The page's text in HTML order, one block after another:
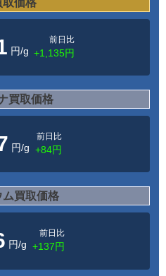
取価格
円/g
前日比
+1,135円
買取価格
円/g
前日比
+84円
ム買取価格
円/g
前日比
+137円